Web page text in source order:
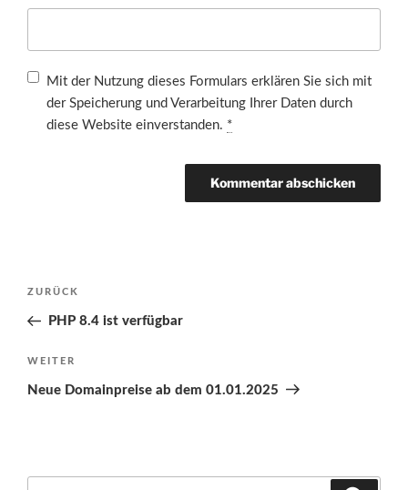
Mit der Nutzung dieses Formulars erklären Sie sich mit
der Speicherung und Verarbeitung Ihrer Daten durch
diese Website einverstanden. *
Beitragsnavigation
Vorheriger
Beitrag
ZURÜCK
PHP 8.4 ist verfügbar
Nächster
Beitrag
WEITER
Neue Domainpreise ab dem 01.01.2025